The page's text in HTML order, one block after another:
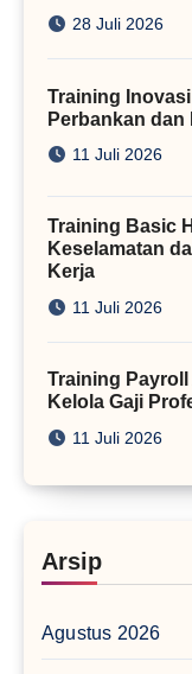
28 Juli 2026
Training
Perbankan dan
11 Juli 2026
Training Basic
Keselamatan
Kerja
11 Juli 2026
Training
Kelola Gaji
11 Juli 2026
Arsip
Agustus 2026